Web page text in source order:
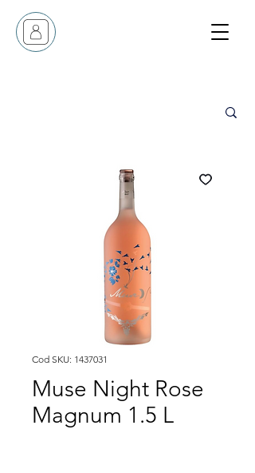
Cod SKU: 1437031
Muse Night Rose
Magnum 1.5 L